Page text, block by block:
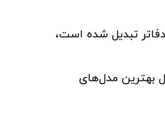
تبدیل شده است،
بهترین مدل‌های